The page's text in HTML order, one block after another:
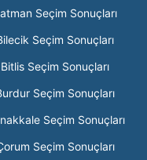
Seçim Sonuçları
Seçim Sonuçları
Bitlis Seçim Sonuçları
Seçim Sonuçları
Seçim Sonuçları
Seçim Sonuçları